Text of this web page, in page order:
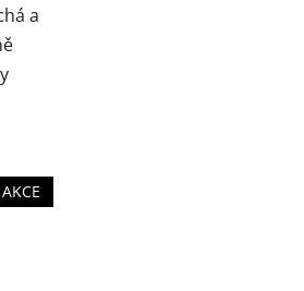
a
AKCE